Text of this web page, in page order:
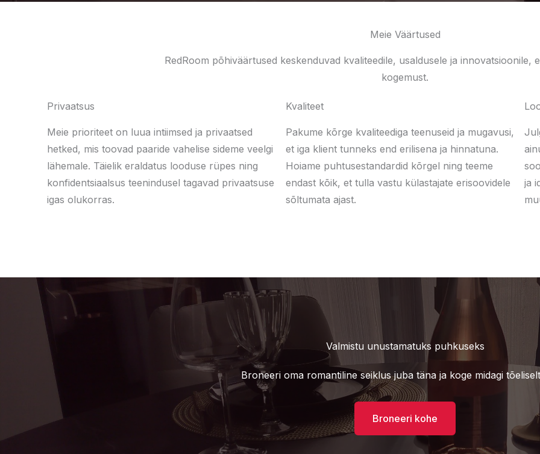
Meie Väärtused
RedRoom põhiväärtused keskenduvad kvaliteedile, usaldusele ja innovatsioonile,
kogemust.
Privaatsus
Meie prioriteet on luua intiimsed ja privaatsed
hetked, mis toovad paaride vahelise sideme veelgi
lähemale. Täielik eraldatus looduse rüpes ning
konfidentsiaalsus teenindusel tagavad privaatsuse
igas olukorras.
Kvaliteet
Pakume kõrge kvaliteediga teenuseid ja mugavusi,
et iga klient tunneks end erilisena ja hinnatuna.
Hoiame puhtusestandardid kõrgel ning teeme
endast kõik, et tulla vastu külastajate erisoovidele
sõltumata ajast.
ja
Valmistu unustamatuks puhkuseks
Broneeri oma romantiline seiklus juba täna ja koge midagi
Broneeri kohe